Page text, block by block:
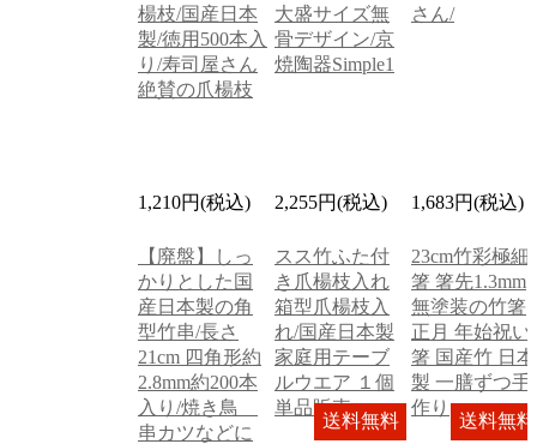
楊枝/国産日本
製/徳用500本入
り/寿司屋さん
絶賛の爪楊枝
大盛サイズ無
骨デザイン/京
焼陶器Simple1
さん/
1,210円(税込)
【廃盤】しっ
かりとした国
産日本製の角
型竹串/長さ
21cm 四角形約
2.8mm約200本
入り/焼き鳥
串カツなどに
2,255円(税込)
スス竹ふた付
き爪楊枝入れ
箱型爪楊枝入
れ/国産日本製
家庭用テーブ
ルウエア １個
単品販売
送料無料
1,683円(税込)
23cm竹彩極細
箸 箸先1.3mm
無塗装の竹箸
正月 年始祝い
箸 国産竹 日本
製 一膳ずつ手
作り
送料無料